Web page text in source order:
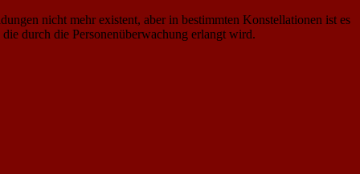
nicht mehr existent, aber in bestimmten Konstellationen ist es
durch die Personenüberwachung erlangt wird.